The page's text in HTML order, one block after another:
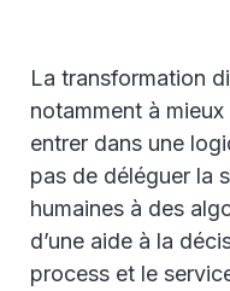
La transformation
notamment à
entrer dans une
pas de déléguer la
humaines à des
d’une aide à la
process et le